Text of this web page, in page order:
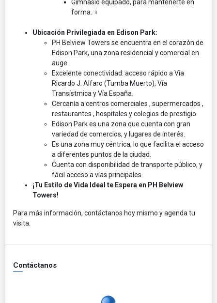
Gimnasio equipado, para mantenerte en
forma. ️‍♀️
Ubicación Privilegiada en Edison Park:
PH Belview Towers se encuentra en el corazón de
Edison Park, una zona residencial y comercial en
auge. ️
Excelente conectividad: acceso rápido a Vía
Ricardo J. Alfaro (Tumba Muerto), Vía
Transístmica y Vía España. ️
Cercanía a centros comerciales ️, supermercados ,
restaurantes ️, hospitales y colegios de prestigio.
Edison Park es una zona que cuenta con gran
variedad de comercios, y lugares de interés.
Es una zona muy céntrica, lo que facilita el acceso
a diferentes puntos de la ciudad.
Cuenta con disponibilidad de transporte público, y
fácil acceso a vías principales.
¡Tu Estilo de Vida Ideal te Espera en PH Belview
Towers!
Para más información, contáctanos hoy mismo y agenda tu
visita.
Contáctanos